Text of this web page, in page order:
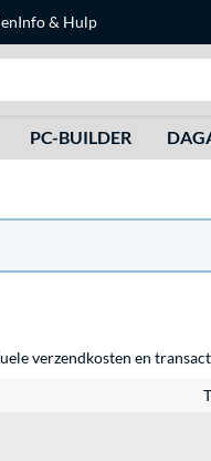
Info & Hulp
PC-BUILDER
verzendkosten en